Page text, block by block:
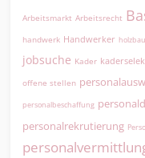
Arbeitsmarkt Arbeitsrecht
handwerk Handwerker holzbau
jobsuche Kader
offene stellen
personalbeschaffung
personalrekrutierung